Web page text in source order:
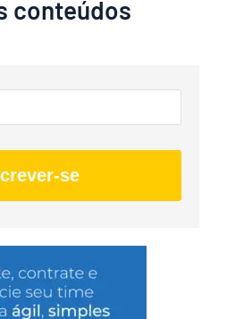
conteúdos
se